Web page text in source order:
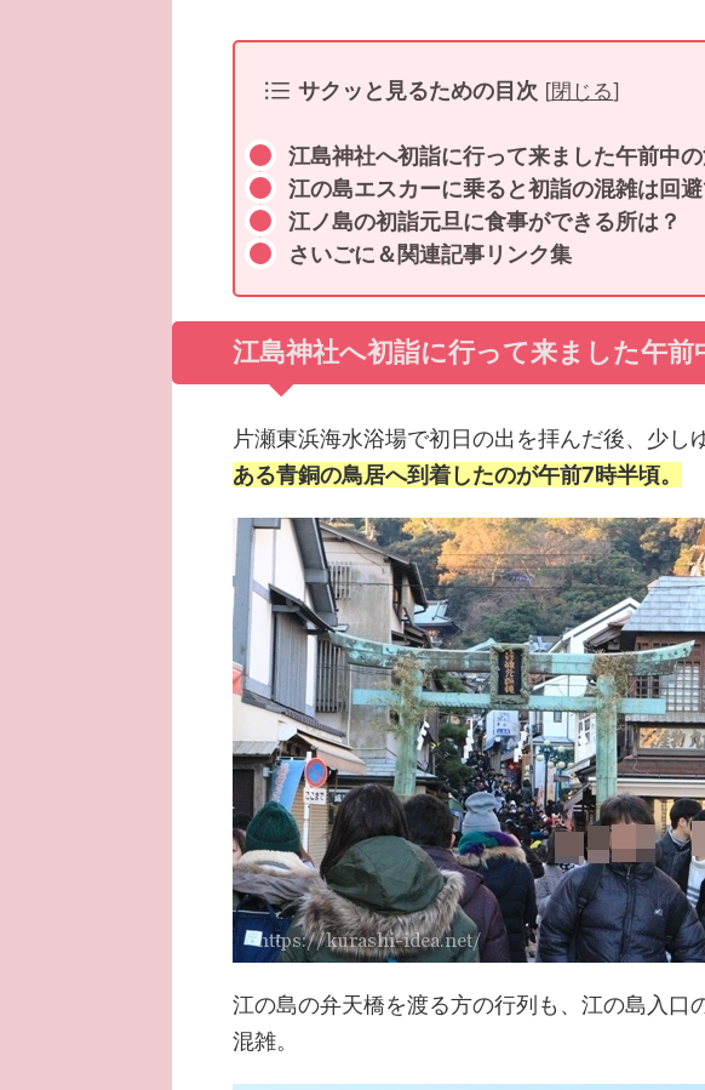
サクッと見るための目次 [閉じる]
江島神社へ初詣に行って来ました午前中の
江の島エスカーに乗ると初詣の混雑は回避
江ノ島の初詣元旦に食事ができる所は？
さいごに＆関連記事リンク集
江島神社へ初詣に行って来ました午前
片瀬東浜海水浴場で初日の出を拝んだ後、少し
ある青銅の鳥居へ到着したのが午前7時半頃。
江の島の弁天橋を渡る方の行列も、江の島入口
混雑。